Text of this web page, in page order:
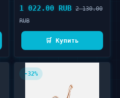
1 022.00 RUB 2 130.00
RUB
🛒 Купить
-32%